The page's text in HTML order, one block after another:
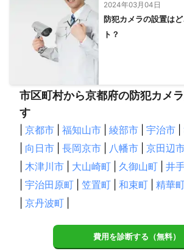
2024年03月04日
防犯カメラの設置は
ト？
市区町村から京都府の防犯カメ
す
京都市 福知山市 綾部市 宇治市
向日市 長岡京市 八幡市 京田辺
木津川市 大山崎町 久御山町
井
宇治田原町 笠置町 和束町 精華
京丹波町
費用を診断する（無料）